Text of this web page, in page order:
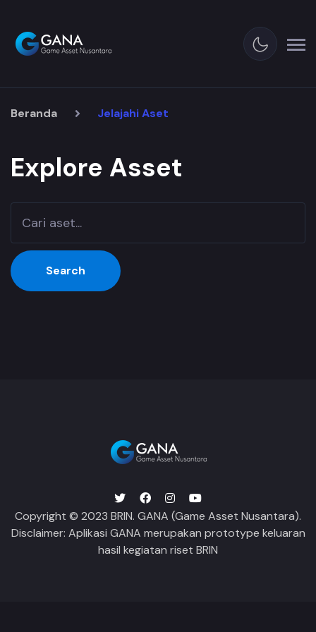
Beranda Jelajahi Aset
Explore Asset
Search
Copyright © 2023 BRIN. GANA (Game Asset Nusantara).
Disclaimer: Aplikasi GANA merupakan prototype keluaran
hasil kegiatan riset BRIN